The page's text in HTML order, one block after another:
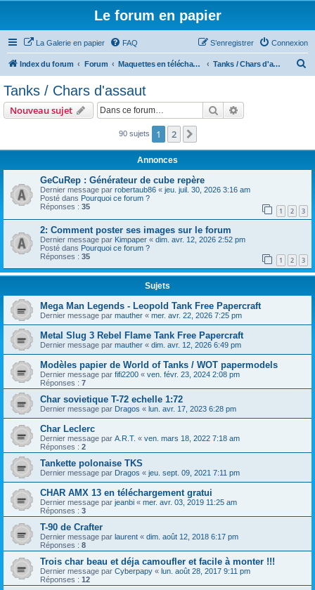
Le forum en papier
La Galerie en papier FAQ Connexion
S’enregistrer
Index du forum Forum Maquettes en téléchargement Tanks / Chars d'assaut
r
Tanks / Chars d'assaut
Nouveau sujet Rechercher
90 sujets 1 2
Annonces
GeCuRep : Générateur de cube repère
Dernier message par robertaub86 « jeu. juil. 30, 2026 3:16 am
Posté dans Pourquoi ce forum ?
Réponses : 35 1 2 3
2: Comment poster ses images sur le forum
Dernier message par Kimpaper « dim. avr. 12, 2026 2:52 pm
Posté dans Pourquoi ce forum ?
Réponses : 35 1 2 3
Sujets
Mega Man Legends - Leopold Tank Free Papercraft
Dernier message par mauther « mer. avr. 22, 2026 7:25 pm
Metal Slug 3 Rebel Flame Tank Free Papercraft
Dernier message par mauther « dim. avr. 12, 2026 6:49 pm
Modèles papier de World of Tanks / WOT papermodels
Dernier message par fifi2200 « ven. févr. 23, 2024 2:08 pm
Réponses : 7
Char sovietique T-72 echelle 1:72
Dernier message par Dragos « lun. avr. 17, 2023 6:28 pm
Char Leclerc
Dernier message par A.R.T. « ven. mars 18, 2022 7:18 am
Réponses : 2
Tankette polonaise TKS
Dernier message par Dragos « jeu. sept. 09, 2021 7:11 pm
CHAR AMX 13 en téléchargement gratui
Dernier message par jeanbi « mer. avr. 03, 2019 11:25 am
Réponses : 3
T-90 de Crafter
Dernier message par laurent « dim. août 12, 2018 6:17 pm
Réponses : 8
Trois char beau et déja camoufler et facile à monter !!!
Dernier message par Cyberpapy « lun. août 28, 2017 9:11 pm
Réponses : 12